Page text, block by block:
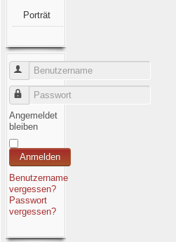
Porträt
Benutzername
Passwort
Angemeldet
bleiben
Anmelden
Benutzername
vergessen?
Passwort
vergessen?